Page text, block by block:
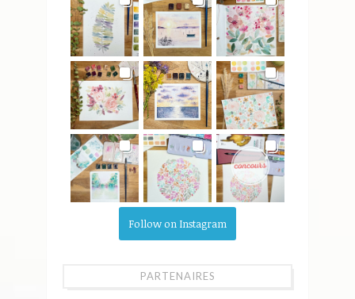
Follow on Instagram
PARTENAIRES